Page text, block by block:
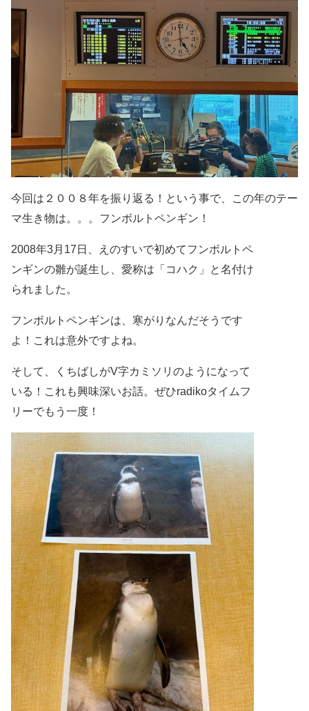
今回は２００８年を振り返る！という事で、
この年のテー
マ生き物は。。。フンボルトペンギン！
2008年3月 17 日、えのすいで初めてフンボルトペ
ンギンの雛が誕生し、 愛称は「コハク」と名付け
られました。
フンボルトペンギンは、 寒がりなんだそうです
よ！これは意外ですよね。
そして、くちばしがV字カミソリのようになって
いる！これも興味深いお話。ぜひradikoタイムフ
リーでもう一度！